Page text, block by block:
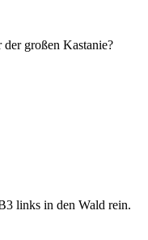
großen Kastanie?
links in den Wald rein.